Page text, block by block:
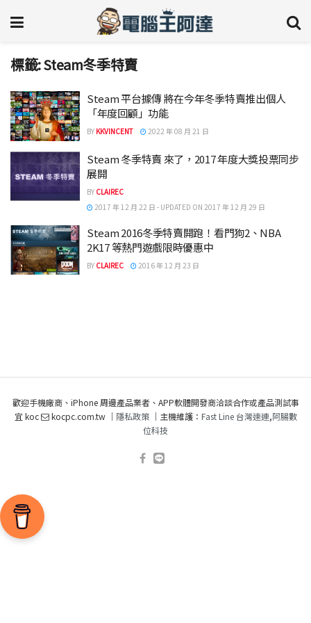
標籤:Steam冬季特賣
Steam 平台據傳 將在今年冬季特賣推出個人
「年度回顧」功能
BY KKVINCENT 2022 年 08 月 21 日
Steam 冬季特賣 來了，2017 年度大獎投票同步
展開
BY CLAIREC
2017 年 12 月 22 日 - UPDATED ON 2017 年 12 月 29 日
Steam 2016冬季特賣開跑！看門狗2、NBA
2K17 等熱門遊戲限時優惠中
BY CLAIREC 2016 年 12 月 23 日
歡迎手機廠商、iPhone 周邊產品業者、APP軟體開發商洽談合作或產品測試事
宜 koc
kocpc.com.tw ｜ 隱私政策｜主機維護： Fast Line 台灣速連,阿腸數
位科技